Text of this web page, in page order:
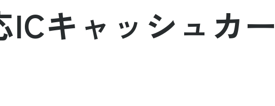
キャッシュカー